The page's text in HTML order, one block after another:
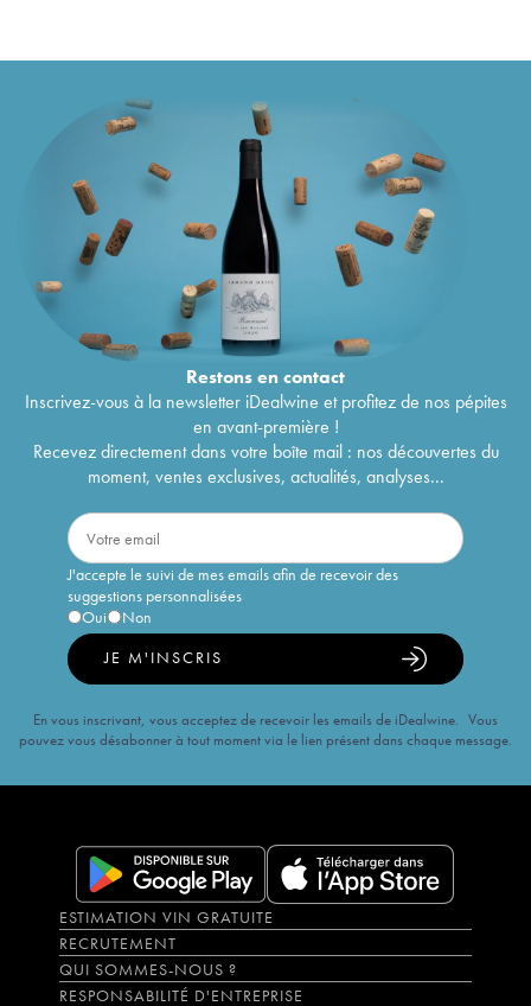
Restons encontact
Inscrivez-vous à la newsletter iDealwine et profitez de nos pépites
en avant-première !
Recevez directement dans votre boîte mail : nos découvertes du
moment, ventes exclusives, actualités, analyses...
J'accepte le suivi de mes emails afin de recevoir des
suggestions personnalisées
Oui
Non
JE M'INSCRIS
En vous inscrivant, vous acceptez de recevoir les emails de iDealwine. Vous
pouvez vous désabonner à tout moment via le lien présent dans chaque message.
ESTIMATION VIN GRATUITE
RECRUTEMENT
QUI SOMMES-NOUS ?
RESPONSABILITÉ D'ENTREPRISE